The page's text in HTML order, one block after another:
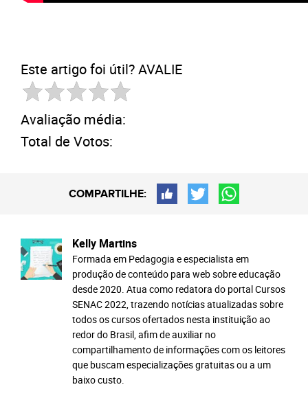
Este artigo foi útil? AVALIE
Avaliação média:
Total de Votos:
COMPARTILHE:
Kelly Martins
Formada em Pedagogia e especialista em
produção de conteúdo para web sobre educação
desde 2020. Atua como redatora do portal Cursos
SENAC 2022, trazendo notícias atualizadas sobre
todos os cursos ofertados nesta instituição ao
redor do Brasil, afim de auxiliar no
compartilhamento de informações com os leitores
que buscam especializações gratuitas ou a um
baixo custo.